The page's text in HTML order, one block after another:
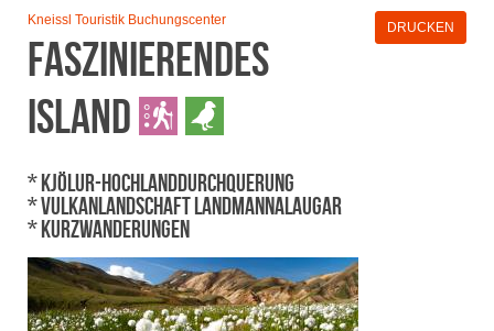
DRUCKEN
Kneissl Touristik Buchungscenter
Faszinierendes
Island
* Kjölur-Hochlanddurchquerung
* Vulkanlandschaft Landmannalaugar
* Kurzwanderungen